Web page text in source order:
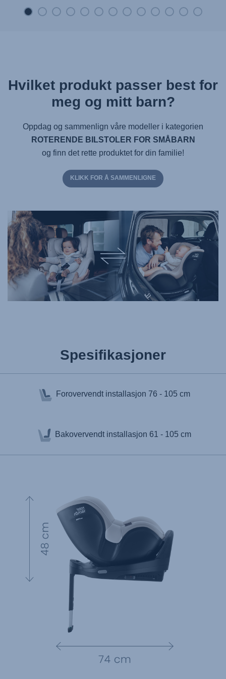
Hvilket produkt passer best for
meg og mitt barn?
Oppdag og sammenlign våre modeller i kategorien
ROTERENDE BILSTOLER FOR SMÅBARN
og finn det rette produktet for din familie!
KLIKK FOR Å SAMMENLIGNE
Spesifikasjoner
Forovervendt installasjon 76 - 105 cm
Bakovervendt installasjon 61 - 105 cm